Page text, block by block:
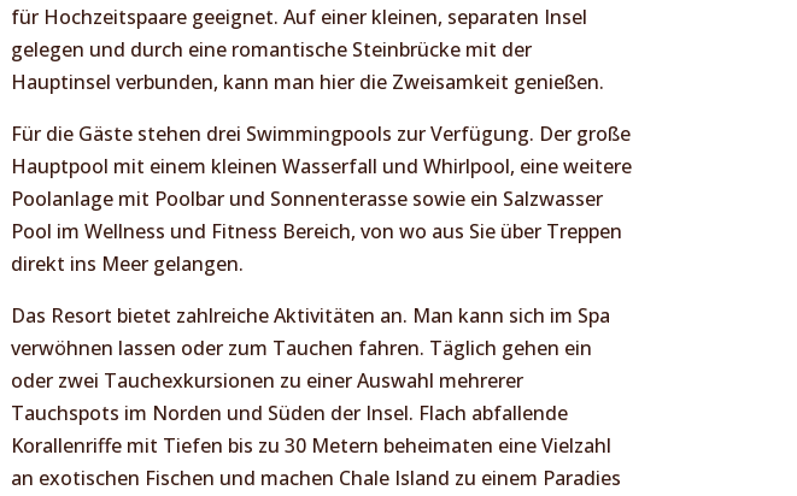
für Hochzeitspaare geeignet. Auf einer kleinen, separaten Insel
gelegen und durch eine romantische Steinbrücke mit der
Hauptinsel verbunden, kann man hier die Zweisamkeit genießen.
Für die Gäste stehen drei Swimmingpools zur Verfügung. Der große
Hauptpool mit einem kleinen Wasserfall und Whirlpool, eine weitere
Poolanlage mit Poolbar und Sonnenterasse sowie ein Salzwasser
Pool im Wellness und Fitness Bereich, von wo aus Sie über Treppen
direkt ins Meer gelangen.
Das Resort bietet zahlreiche Aktivitäten an. Man kann sich im Spa
verwöhnen lassen oder zum Tauchen fahren. Täglich gehen ein
oder zwei Tauchexkursionen zu einer Auswahl mehrerer
Tauchspots im Norden und Süden der Insel. Flach abfallende
Korallenriffe mit Tiefen bis zu 30 Metern beheimaten eine Vielzahl
an exotischen Fischen und machen Chale Island zu einem Paradies